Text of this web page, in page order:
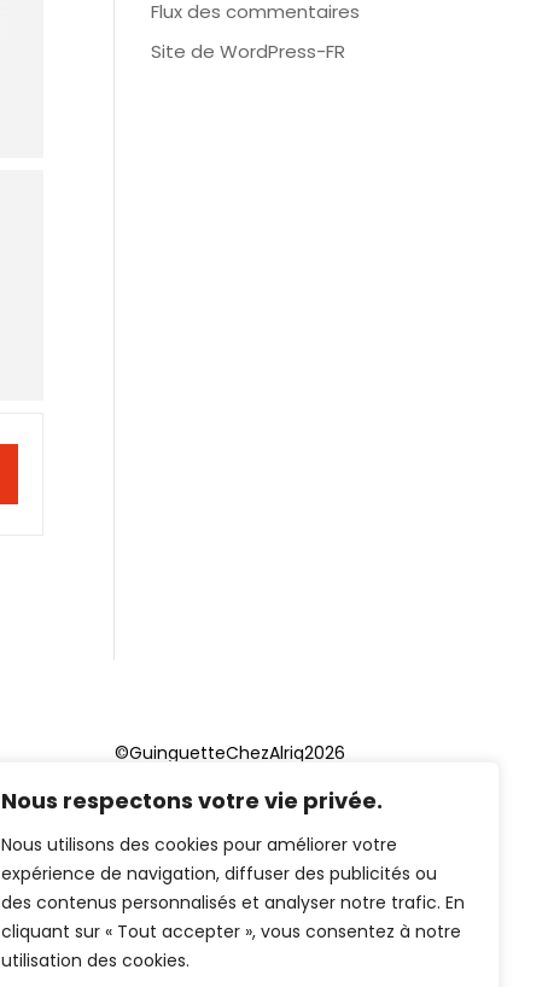
Nous respectons votre vie privée.
Nous utilisons des cookies pour améliorer votre
expérience de navigation, diffuser des publicités ou
des contenus personnalisés et analyser notre trafic. En
cliquant sur « Tout accepter », vous consentez à notre
utilisation des cookies.
Flux des commentaires
Site de WordPress-FR
©GuinguetteChezAlriq2026
Création site internet YOSOY